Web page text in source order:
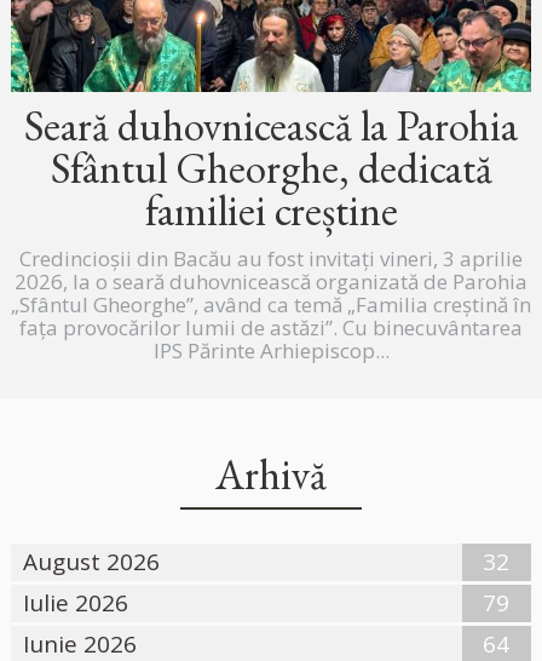
Seară duhovnicească la Parohia
Sfântul Gheorghe, dedicată
familiei creștine
Credincioșii din Bacău au fost invitați vineri, 3 aprilie
2026, la o seară duhovnicească organizată de Parohia
„Sfântul Gheorghe”, având ca temă „Familia creștină în
fața provocărilor lumii de astăzi”. Cu binecuvântarea
IPS Părinte Arhiepiscop...
Arhivă
August 2026
32
Iulie 2026
79
Iunie 2026
64